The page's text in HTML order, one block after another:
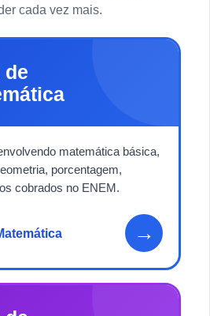
cada vez mais.
de
matemática básica,
porcentagem,
cobrados no ENEM.
→